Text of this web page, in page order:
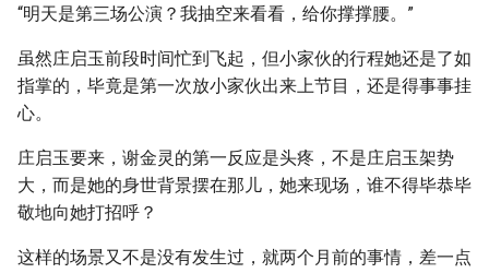
“明天是第三场公演？我抽空来看看，给你撑撑腰。”
虽然庄启玉前段时间忙到飞起，但小家伙的行程她还是了如
指掌的，毕竟是第一次放小家伙出来上节目，还是得事事挂
心。
庄启玉要来，谢金灵的第一反应是头疼，不是庄启玉架势
大，而是她的身世背景摆在那儿，她来现场，谁不得毕恭毕
敬地向她打招呼？
这样的场景又不是没有发生过，就两个月前的事情，差一点